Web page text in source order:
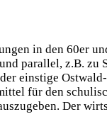
in den 60er
parallel, z.B.
einstige
für den
Der